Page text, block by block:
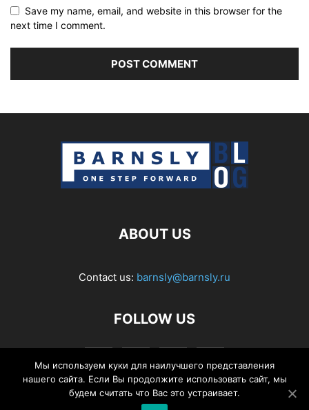
Save my name, email, and website in this browser for the
next time I comment.
ABOUT US
Contact us: barnsly@barnsly.ru
FOLLOW US
Мы используем куки для наилучшего представления
нашего сайта. Если Вы продолжите использовать сайт, мы
будем считать что Вас это устраивает.